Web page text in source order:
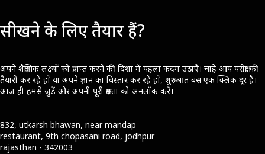
सीखने के लिए तैयार हैं?
अपने शैक्षणिक लक्ष्यों को प्राप्त करने की दिशा में पहला कदम उठाएँ। चाहे आप परीक्षा की
तैयारी कर रहे हों या अपने ज्ञान का विस्तार कर रहे हों, शुरुआत बस एक क्लिक दूर है।
आज ही हमसे जुड़ें और अपनी पूरी क्षमता को अनलॉक करें।
832, utkarsh bhawan, near mandap
restaurant, 9th chopasani road, jodhpur
rajasthan - 342003